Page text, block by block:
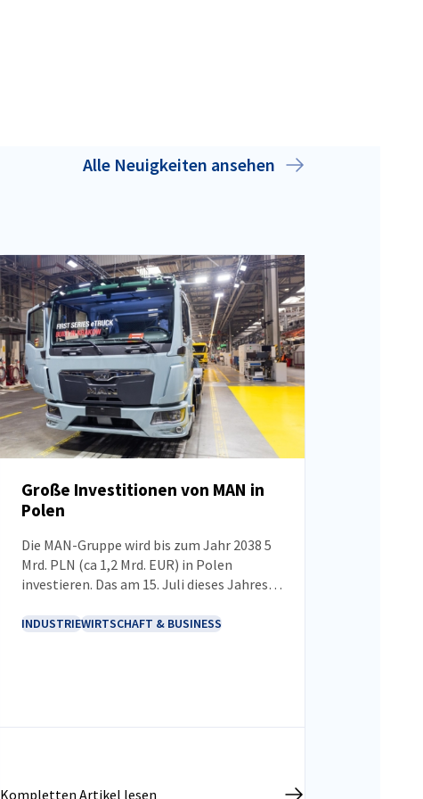
Alle Neuigkeiten ansehen
Große Investitionen von MAN in
Polen
Die MAN-Gruppe wird bis zum Jahr 2038 5
Mrd. PLN (ca 1,2 Mrd. EUR) in Polen
investieren. Das am 15. Juli dieses Jahres
unterzeichnete Memorandum legt den
INDUSTRIEWIRTSCHAFT & BUSINESS
Kompletten Artikel lesen